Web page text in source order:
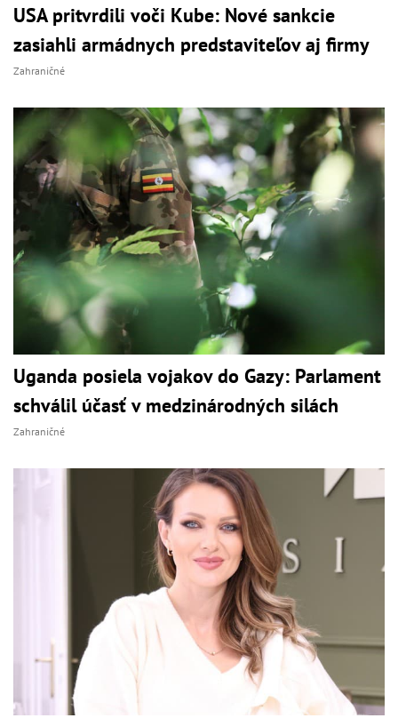
USA pritvrdili voči Kube: Nové sankcie
zasiahli armádnych predstaviteľov aj firmy
Zahraničné
Uganda posiela vojakov do Gazy: Parlament
schválil účasť v medzinárodných silách
Zahraničné